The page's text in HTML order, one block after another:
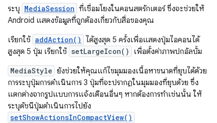
ระบุ MediaSession ที่เชื่อมโยงในคอนสตรักเตอร์ ซึ่งจะช่วยให้
Android แสดงข้อมูลที่ถูกต้องเกี่ยวกับสื่อของคุณ
เรียกใช้ addAction()
ได้สูงสุด 5 ครั้งเพื่อแสดงปุ่มไอคอนได้
สูงสุด 5 ปุ่ม เรียกใช้ setLargeIcon() เพื่อตั้งค่าภาพปกอัลบั้ม
MediaStyle ยังช่วยให้คุณแก้ไขมุมมองเนื้อหาขนาดที่ยุบได้ด้วย
การระบุปุ่มการดำเนินการ 3 ปุ่มที่จะปรากฏในมุมมองที่ยุบด้วย ซึ่ง
แตกต่างจากรูปแบบการแจ้งเตือนอื่นๆ หากต้องการทำเช่นนั้น ให้
ระบุดัชนีปุ่มดำเนินการไปยัง
setShowActionsInCompactView()